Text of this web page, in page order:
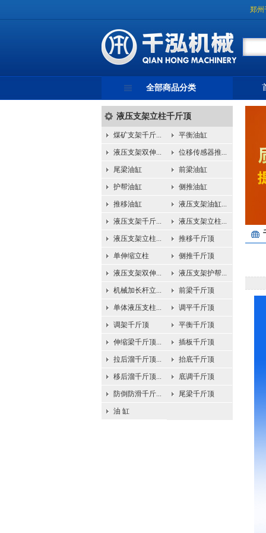
郑州
全部商品分类
液压支架立柱千斤顶
煤矿支架千斤... 平衡油缸
液压支架双伸... 位移传感器推...
尾梁油缸 前梁油缸
护帮油缸 侧推油缸
推移油缸 液压支架油缸...
液压支架千斤... 液压支架立柱...
液压支架立柱... 推移千斤顶
单伸缩立柱 侧推千斤顶
液压支架双伸... 液压支架护帮...
机械加长杆立... 前梁千斤顶
单体液压支柱... 调平千斤顶
调架千斤顶 平衡千斤顶
伸缩梁千斤顶... 插板千斤顶
拉后溜千斤顶... 抬底千斤顶
移后溜千斤顶... 底调千斤顶
防倒防滑千斤... 尾梁千斤顶
油 缸